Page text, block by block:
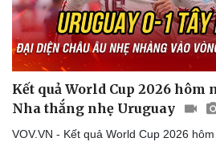
Kết quả World Cup 2026 hôm
Nha thắng nhẹ Uruguay
VOV.VN - Kết quả World Cup 2026